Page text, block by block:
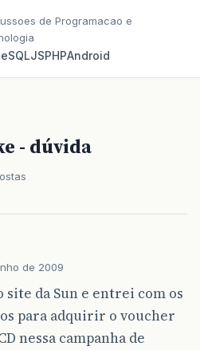
de Programacao e
SQLJSPHPAndroid
- dúvida
de 2009
da Sun e entrei com os
para adquirir o voucher
nessa campanha de